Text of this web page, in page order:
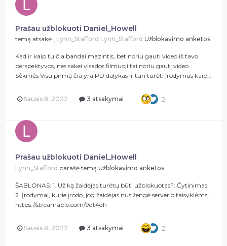
Prašau užblokuoti Daniel_Howell
temą atsakė į Lynn_Stafford Lynn_Stafford Užblokavimo anketos
Kad ir kaip tu čia bandai mazintis, bet noriu gauti video iš tavo
perspektyvos, nes sakei visados filmuoji tai noriu gauti video.
Sėkmės Visu pirmą čia yra PD dalykas ir turi turėti įrodymus kaip...
Sausis 8, 2022 3 atsakymai 2
Prašau užblokuoti Daniel_Howell
Lynn_Stafford parašė temą Užblokavimo anketos
ŠABLONAS: 1. Už ką žaidėjas turėtų būti užblokuotas?: Čytinimas
2. Įrodymai, kurie įrodo, jog žaidėjas nusižengė serverio taisyklėms:
https://streamable.com/9dt4dh
Sausis 8, 2022 3 atsakymai 2